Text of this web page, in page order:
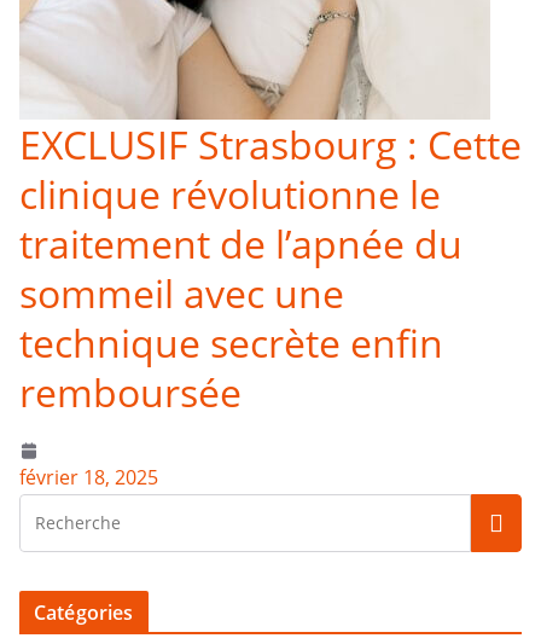
EXCLUSIF Strasbourg : Cette
clinique révolutionne le
traitement de l’apnée du
sommeil avec une
technique secrète enfin
remboursée
février 18, 2025
Catégories